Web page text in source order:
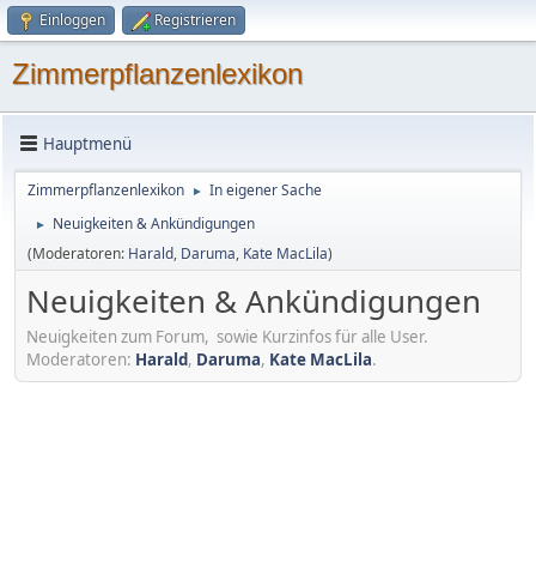
Einloggen Registrieren
Zimmerpflanzenlexikon
Hauptmenü
Zimmerpflanzenlexikon ► In eigener Sache
►
Neuigkeiten & Ankündigungen
(Moderatoren: Harald, Daruma, Kate MacLila)
Neuigkeiten & Ankündigungen
Neuigkeiten zum Forum, sowie Kurzinfos für alle User.
Moderatoren: Harald, Daruma, Kate MacLila.